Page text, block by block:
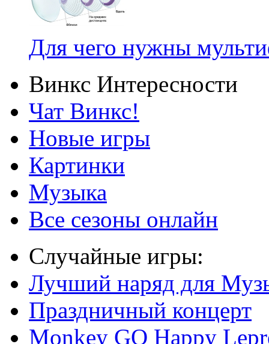
Для чего нужны
Винкс Интересности
Чат Винкс!
Новые игры
Картинки
Музыка
Все сезоны онлайн
Случайные игры:
Лучший наряд для
Праздничный концерт
Monkey GO Happy